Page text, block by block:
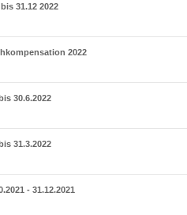
31.12 2022
2022
30.6.2022
31.3.2022
- 31.12.2021